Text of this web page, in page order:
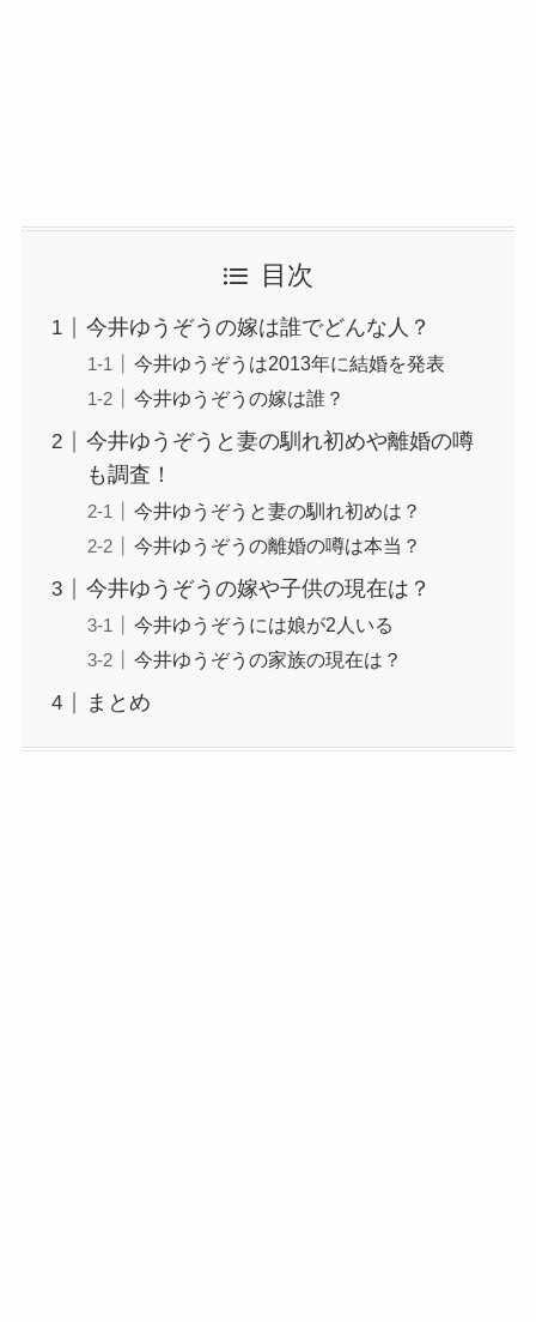
目次
今井ゆうぞうの嫁は誰でどんな人？
今井ゆうぞうは2013年に結婚を発表
今井ゆうぞうの嫁は誰？
今井ゆうぞうと妻の馴れ初めや離婚の噂
も調査！
今井ゆうぞうと妻の馴れ初めは？
今井ゆうぞうの離婚の噂は本当？
今井ゆうぞうの嫁や子供の現在は？
今井ゆうぞうには娘が2人いる
今井ゆうぞうの家族の現在は？
まとめ